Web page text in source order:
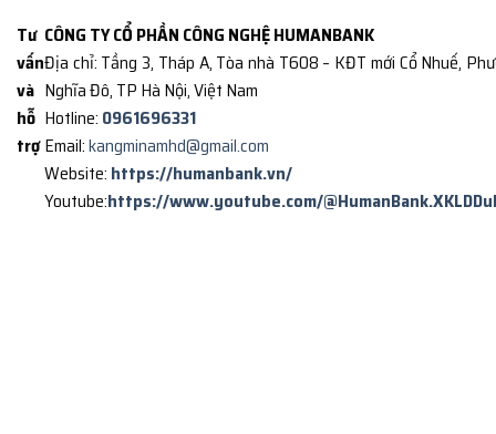
Tư
vấn
và
hỗ
trợ
CÔNG TY CỔ PHẦN CÔNG NGHỆ HUMANBANK
Địa chỉ: Tầng 3, Tháp A, Tòa nhà T608 – KĐT mới Cổ Nhuế,
Nghĩa Đô, TP Hà Nội, Việt Nam
Hotline: 0961696331
Email:kangminamhd@gmail.com
Website: https://humanbank.vn/
Youtube:https://www.youtube.com/